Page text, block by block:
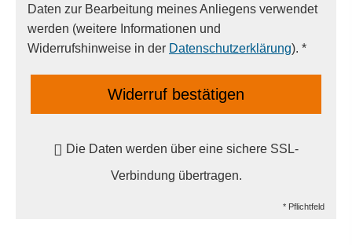
Daten zur Bearbeitung meines Anliegens verwendet
werden (weitere Informationen und
Widerrufshinweise in der Datenschutzerklärung). *
Widerruf bestätigen
Die Daten werden über eine sichere SSL-
Verbindung übertragen.
* Pflichtfeld